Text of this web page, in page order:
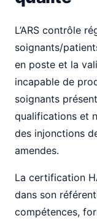
L’ARS contrôle
soignants/
en poste et la
incapable de
soignants
qualifications et
des injonctions
amendes.
La certification
dans son
compétences,